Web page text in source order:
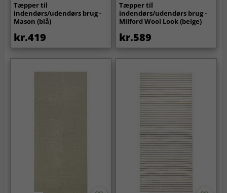
Tæpper til
indendørs/udendørs brug -
Mason (blå)
kr.419
Tæpper til
indendørs/udendørs brug -
Milford Wool Look (beige)
kr.589